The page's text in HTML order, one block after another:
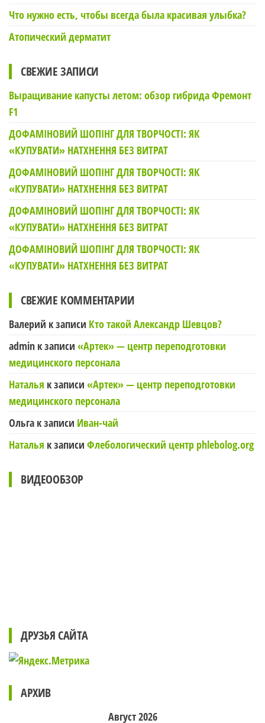
Что нужно есть, чтобы всегда была красивая улыбка?
Атопический дерматит
СВЕЖИЕ ЗАПИСИ
Выращивание капусты летом: обзор гибрида Фремонт
F1
ДОФАМІНОВИЙ ШОПІНГ ДЛЯ ТВОРЧОСТІ: ЯК
«КУПУВАТИ» НАТХНЕННЯ БЕЗ ВИТРАТ
ДОФАМІНОВИЙ ШОПІНГ ДЛЯ ТВОРЧОСТІ: ЯК
«КУПУВАТИ» НАТХНЕННЯ БЕЗ ВИТРАТ
ДОФАМІНОВИЙ ШОПІНГ ДЛЯ ТВОРЧОСТІ: ЯК
«КУПУВАТИ» НАТХНЕННЯ БЕЗ ВИТРАТ
ДОФАМІНОВИЙ ШОПІНГ ДЛЯ ТВОРЧОСТІ: ЯК
«КУПУВАТИ» НАТХНЕННЯ БЕЗ ВИТРАТ
СВЕЖИЕ КОММЕНТАРИИ
Валерий к записи Кто такой Александр Шевцов?
admin к записи «Артек» — центр переподготовки
медицинского персонала
Наталья к записи «Артек» — центр переподготовки
медицинского персонала
Ольга к записи Иван-чай
Наталья к записи Флебологический центр phlebolog.org
ВИДЕООБЗОР
ДРУЗЬЯ САЙТА
АРХИВ
Август 2026